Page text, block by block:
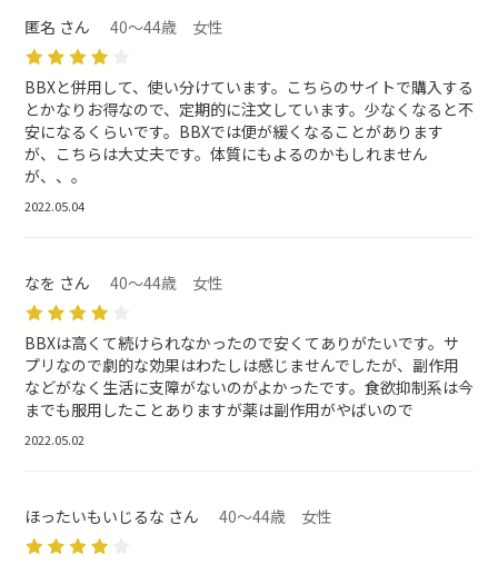
匿名 さん 40～44歳 女性
BBXと併用して、使い分けています。こちらのサイトで購入する
とかなりお得なので、定期的に注文しています。少なくなると不
安になるくらいです。BBXでは便が緩くなることがあります
が、こちらは大丈夫です。体質にもよるのかもしれません
が、、。
2022.05.04
なを さん 40～44歳 女性
BBXは高くて続けられなかったので安くてありがたいです。サ
プリなので劇的な効果はわたしは感じませんでしたが、副作用
などがなく生活に支障がないのがよかったです。食欲抑制系は今
までも服用したことありますが薬は副作用がやばいので
2022.05.02
ほったいもいじるな さん 40～44歳 女性